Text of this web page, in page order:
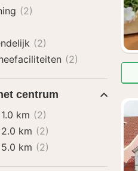
(2)
(2)
(2)
centrum
km (2)
km (2)
km (2)